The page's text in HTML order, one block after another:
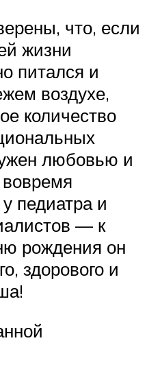
что, если
жизни
питался и
воздухе,
количество
любовью и
педиатра и
— к
рождения он
здорового и